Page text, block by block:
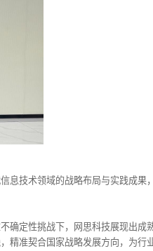
息技术领域的战略布局与实践成果，
确定性挑战下，网思科技展现出成
精准契合国家战略发展方向，为行